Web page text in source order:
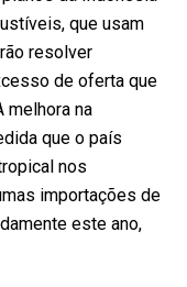
que usam
resolver
de oferta que
melhora na
que o país
nos
importações de
este ano,